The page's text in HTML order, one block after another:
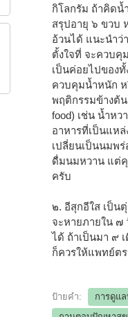
กิโลกรัม ถ้าคิดน้
สรุปอายุ ๖ ขวบ
อ้วนได้ แนะนำว่
ตั้งใจที่ จะควบคุ
เป็นค่อยไปของ
ควบคุมน้ำหนัก ห
พฤติกรรมข้างต้
food) เช่น น้ำห
อาหารที่เป็นแหล่
เปลี่ยนเป็นนมพ
ดื่มนมหวาน แต่คุ
ครับ
๒. อีสุกอีใส เป็น
จะหายภายใน ๗
ได้ ถ้าเป็นมา ๙
ก็ควรให้แพทย์ต
ป้ายคำ: การดูแ